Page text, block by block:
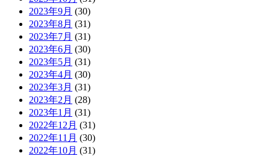
2023年9月 (30)
2023年8月 (31)
2023年7月 (31)
2023年6月 (30)
2023年5月 (31)
2023年4月 (30)
2023年3月 (31)
2023年2月 (28)
2023年1月 (31)
2022年12月 (31)
2022年11月 (30)
2022年10月 (31)